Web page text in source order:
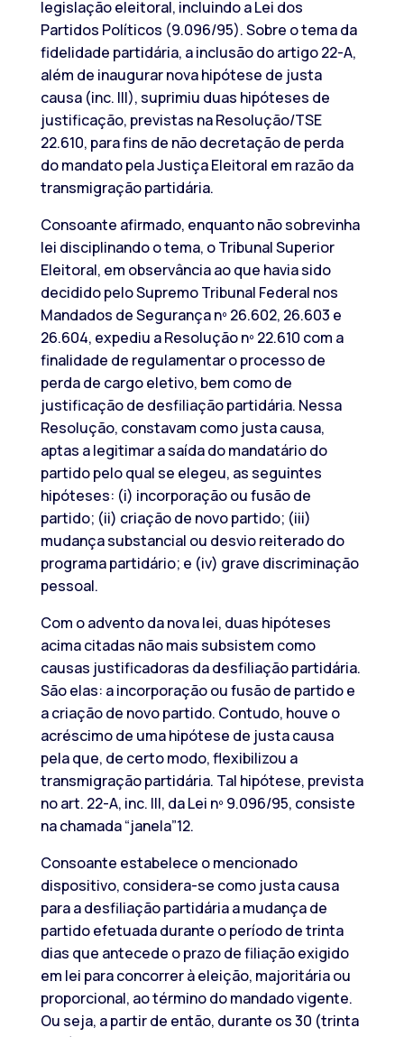
legislação eleitoral, incluindo a Lei dos
Partidos Políticos (9.096/95). Sobre o tema da
fidelidade partidária, a inclusão do artigo 22-A,
além de inaugurar nova hipótese de justa
causa (inc. III), suprimiu duas hipóteses de
justificação, previstas na Resolução/TSE
22.610, para fins de não decretação de perda
do mandato pela Justiça Eleitoral em razão da
transmigração partidária.
Consoante afirmado, enquanto não sobrevinha
lei disciplinando o tema, o Tribunal Superior
Eleitoral, em observância ao que havia sido
decidido pelo Supremo Tribunal Federal nos
Mandados de Segurança nº 26.602, 26.603 e
26.604, expediu a Resolução nº 22.610 com a
finalidade de regulamentar o processo de
perda de cargo eletivo, bem como de
justificação de desfiliação partidária. Nessa
Resolução, constavam como justa causa,
aptas a legitimar a saída do mandatário do
partido pelo qual se elegeu, as seguintes
hipóteses: (i) incorporação ou fusão de
partido; (ii) criação de novo partido; (iii)
mudança substancial ou desvio reiterado do
programa partidário; e (iv) grave discriminação
pessoal.
Com o advento da nova lei, duas hipóteses
acima citadas não mais subsistem como
causas justificadoras da desfiliação partidária.
São elas: a incorporação ou fusão de partido e
a criação de novo partido. Contudo, houve o
acréscimo de uma hipótese de justa causa
pela que, de certo modo, flexibilizou a
transmigração partidária. Tal hipótese, prevista
no art. 22-A, inc. III, da Lei nº 9.096/95, consiste
na chamada “janela”12.
Consoante estabelece o mencionado
dispositivo, considera-se como justa causa
para a desfiliação partidária a mudança de
partido efetuada durante o período de trinta
dias que antecede o prazo de filiação exigido
em lei para concorrer à eleição, majoritária ou
proporcional, ao término do mandado vigente.
Ou seja, a partir de então, durante os 30 (trinta